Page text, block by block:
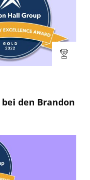
den Brandon